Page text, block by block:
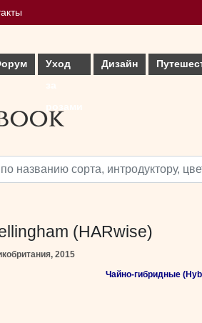
Уход
Дизайн
(HARwise)
2015
Чайно-гибридные